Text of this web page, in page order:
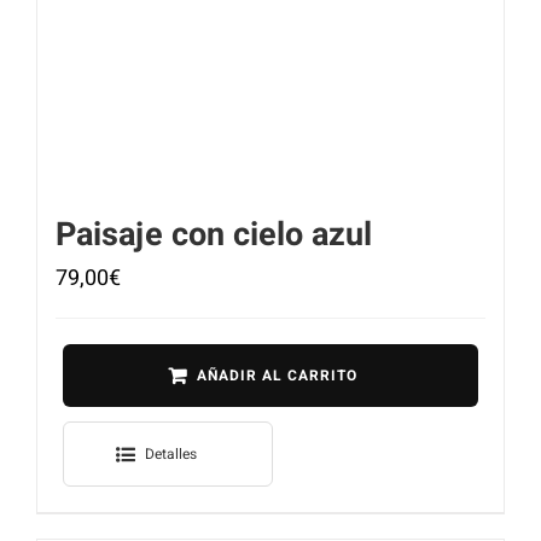
Paisaje con cielo azul
79,00€
AÑADIR AL CARRITO
Detalles